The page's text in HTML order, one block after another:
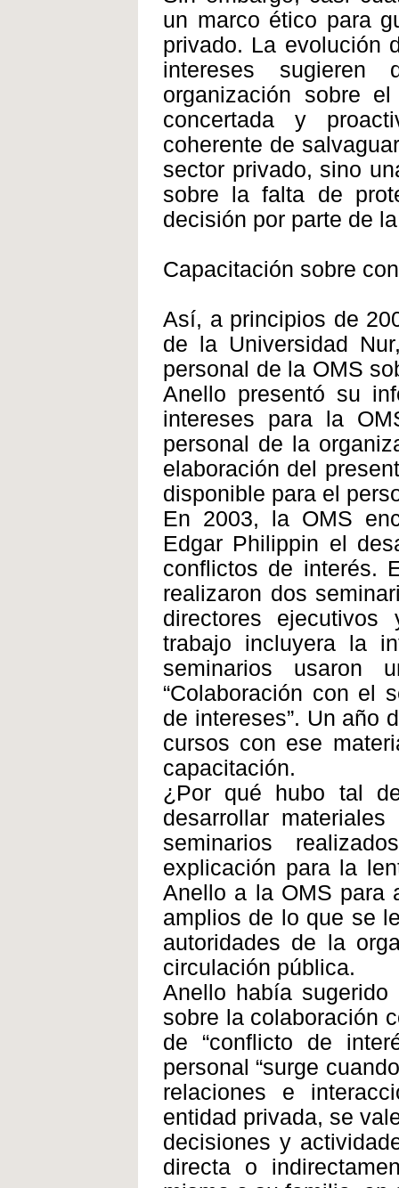
un marco ético para
privado. La evolución
intereses
organización sobre
concertada y
coherente de
sector privado, sino
sobre la falta de
decisión por parte de
Capacitación sobre
Así, a principios de
de la Universidad
personal de la OMS
Anello presentó su
intereses para la
personal de la
elaboración del
disponible para el
En 2003, la OMS
Edgar Philippin el
conflictos de interés.
realizaron dos
directores
trabajo incluyera la
seminarios usaron
“Colaboración con el
de intereses”. Un año
cursos con ese
capacitación.
¿Por qué hubo tal
desarrollar
seminarios
explicación para la
Anello a la OMS para
amplios de lo que se
autoridades de la
circulación pública.
Anello había
sobre la colaboración
de “conflicto de
personal “surge
relaciones e
entidad privada, se
decisiones y
directa o